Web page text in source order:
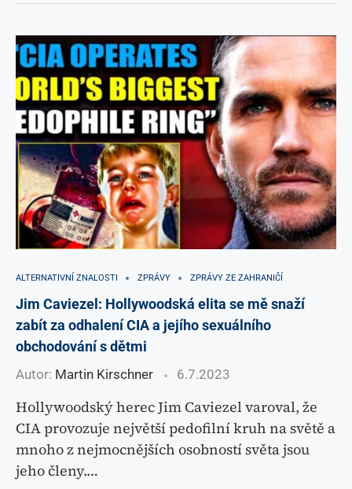
ALTERNATIVNÍ ZNALOSTI ZPRÁVY ZPRÁVY ZE ZAHRANIČÍ
Jim Caviezel: Hollywoodská elita se mě snaží
zabít za odhalení CIA a jejího sexuálního
obchodování s dětmi
Autor: Martin Kirschner 6.7.2023
Hollywoodský herec Jim Caviezel varoval, že
CIA provozuje největší pedofilní kruh na světě a
mnoho z nejmocnějších osobností světa jsou
jeho členy.…